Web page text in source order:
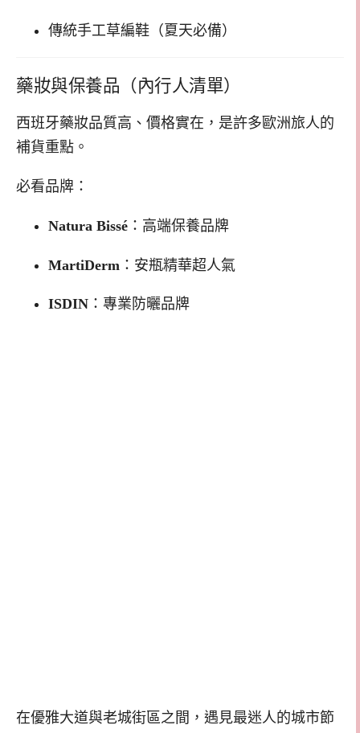
傳統手工草編鞋（夏天必備）
藥妝與保養品（內行人清單）
西班牙藥妝品質高、價格實在，是許多歐洲旅人的
補貨重點。
必看品牌：
Natura Bissé ：高端保養品牌
MartiDerm ：安瓶精華超人氣
ISDIN ：專業防曬品牌
在優雅大道與老城街區之間，遇見最迷人的城市節